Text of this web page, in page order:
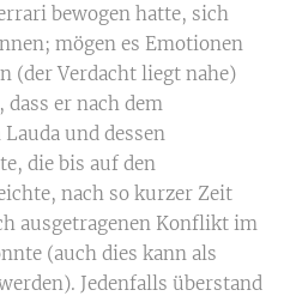
bewogen hatte, sich
mögen es Emotionen
(der Verdacht liegt nahe)
er nach dem
und dessen
die bis auf den
nach so kurzer Zeit
ausgetragenen Konflikt im
(auch dies kann als
Jedenfalls überstand